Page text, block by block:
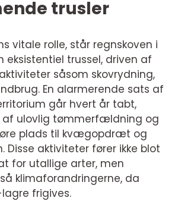
trusler
vitale rolle, står regnskoven i
eksistentiel trussel, driven af
såsom skovrydning,
En alarmerende sats af
går hvert år tabt,
ulovlig tømmerfældning og
plads til kvægopdræt og
Disse aktiviteter fører ikke blot
for utallige arter, men
klimaforandringerne, da
frigives.